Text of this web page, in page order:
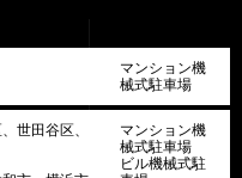
マンション機
械式駐車場
世田谷区、
マンション機
械式駐車場
ビル機械式駐